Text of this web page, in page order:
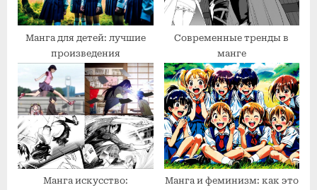
Манга для детей: лучшие
произведения
Современные тренды в
манге
Манга искусство:
Манга и феминизм: как это